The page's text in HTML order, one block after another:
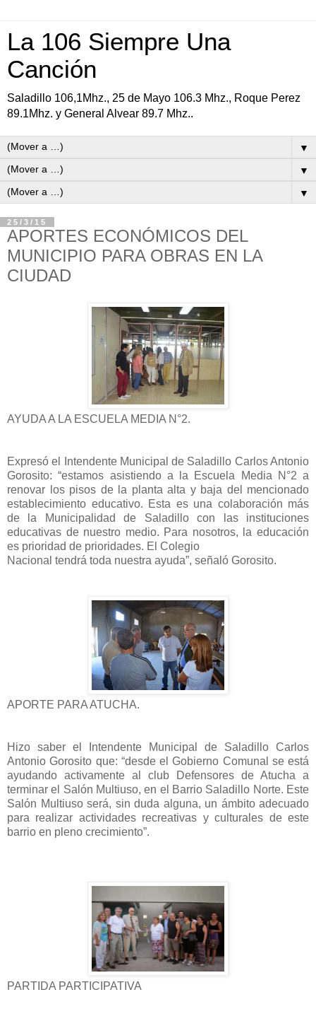
La 106 Siempre Una
Canción
Saladillo 106,1Mhz., 25 de Mayo 106.3 Mhz., Roque Perez
89.1Mhz. y General Alvear 89.7 Mhz..
▼
▼
▼
25/3/15
APORTES ECONÓMICOS DEL
MUNICIPIO PARA OBRAS EN LA
CIUDAD
AYUDA A LA ESCUELA MEDIA N°2.
Expresó el Intendente Municipal de Saladillo Carlos Antonio
Gorosito: “estamos asistiendo a la Escuela Media N°2 a
renovar los pisos de la planta alta y baja del mencionado
establecimiento educativo. Esta es una colaboración más
de la Municipalidad de Saladillo con las instituciones
educativas de nuestro medio. Para nosotros, la educación
es prioridad de prioridades. El Colegio
Nacional tendrá toda nuestra ayuda”, señaló Gorosito.
APORTE PARA ATUCHA.
Hizo saber el Intendente Municipal de Saladillo Carlos
Antonio Gorosito que: “desde el Gobierno Comunal se está
ayudando activamente al club Defensores de Atucha a
terminar el Salón Multiuso, en el Barrio Saladillo Norte. Este
Salón Multiuso será, sin duda alguna, un ámbito adecuado
para realizar actividades recreativas y culturales de este
barrio en pleno crecimiento”.
PARTIDA PARTICIPATIVA